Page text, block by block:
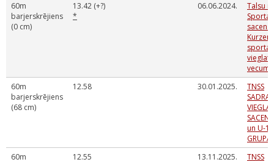
60m
barjerskrējiens
(0 cm)
13.42 (+?)
*
06.06.2024.
Talsu
Sporta
sporta
60m
barjerskrējiens
(68 cm)
12.58 30.01.2025.
TNSS
un U-
GRUPĀ
60m
12.55 13.11.2025.
TNSS